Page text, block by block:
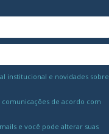
institucional e novidades sobre
de acordo com
e você pode alterar suas